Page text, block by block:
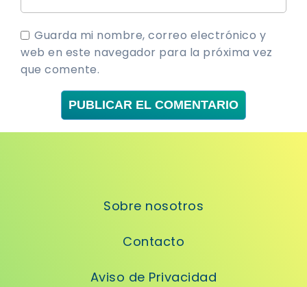
Guarda mi nombre, correo electrónico y
web en este navegador para la próxima vez
que comente.
Sobre nosotros
Contacto
Aviso de Privacidad